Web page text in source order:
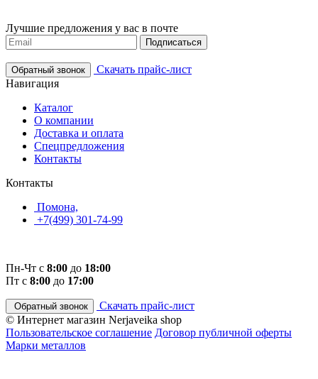
Лучшие предложения у вас в почте
Подписаться
Обратный звонок
Скачать прайс-лист
Навигация
Каталог
О компании
Доставка и оплата
Спецпредложения
Контакты
Контакты
Помона,
+7(499) 301-74-99
Пн-Чт с 8:00 до 18:00
Пт с 8:00 до 17:00
Обратный звонок
Скачать прайс-лист
© Интернет магазин Nerjaveika shop
Пользовательское соглашение Договор публичной оферты
Марки металлов